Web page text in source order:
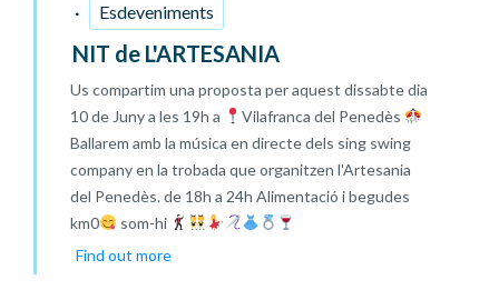
Esdeveniments
NIT de L'ARTESANIA
Us compartim una proposta per aquest dissabte dia
10 de Juny a les 19h a
Vilafranca del Penedès
Ballarem amb la música en directe dels sing swing
company en la trobada que organitzen l'Artesania
del Penedès. de 18h a 24h Alimentació i begudes
km0
som-hi
Find out more